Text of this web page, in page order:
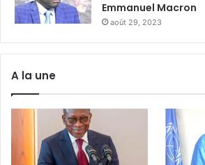
Emmanuel Macron
août 29, 2023
A la une